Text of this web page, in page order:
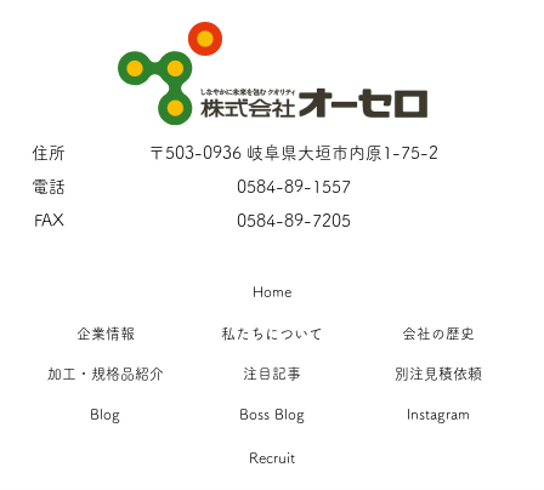
住所
〒503-0936 岐阜県大垣市内原1-75-2
電話
0584-89-1557
FAX
0584-89-7205
Home
企業情報 私たちについて 会社の歴史
加工・規格品紹介 注目記事 別注見積依頼
Blog Boss Blog Instagram
Recruit